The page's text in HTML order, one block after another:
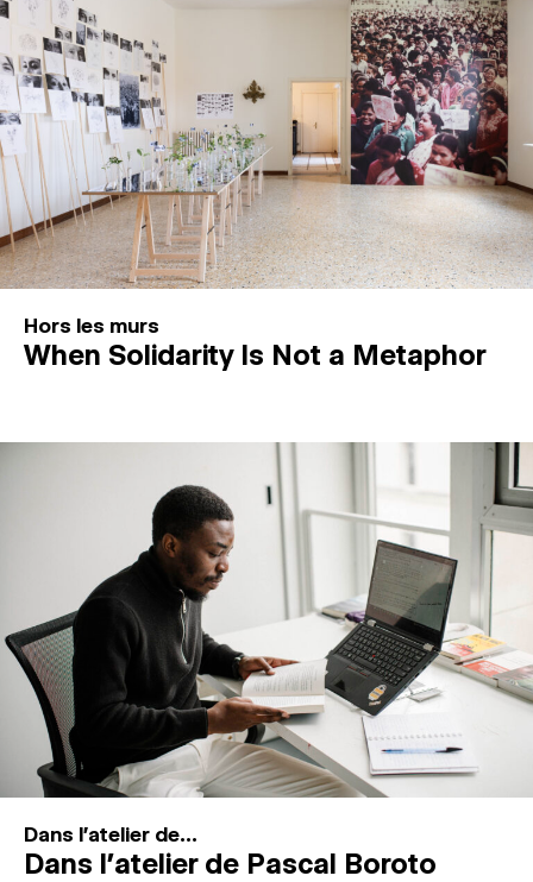
Hors les murs
When Solidarity Is Not a Metaphor
Dans l'atelier de...
Dans l’atelier de Pascal Boroto